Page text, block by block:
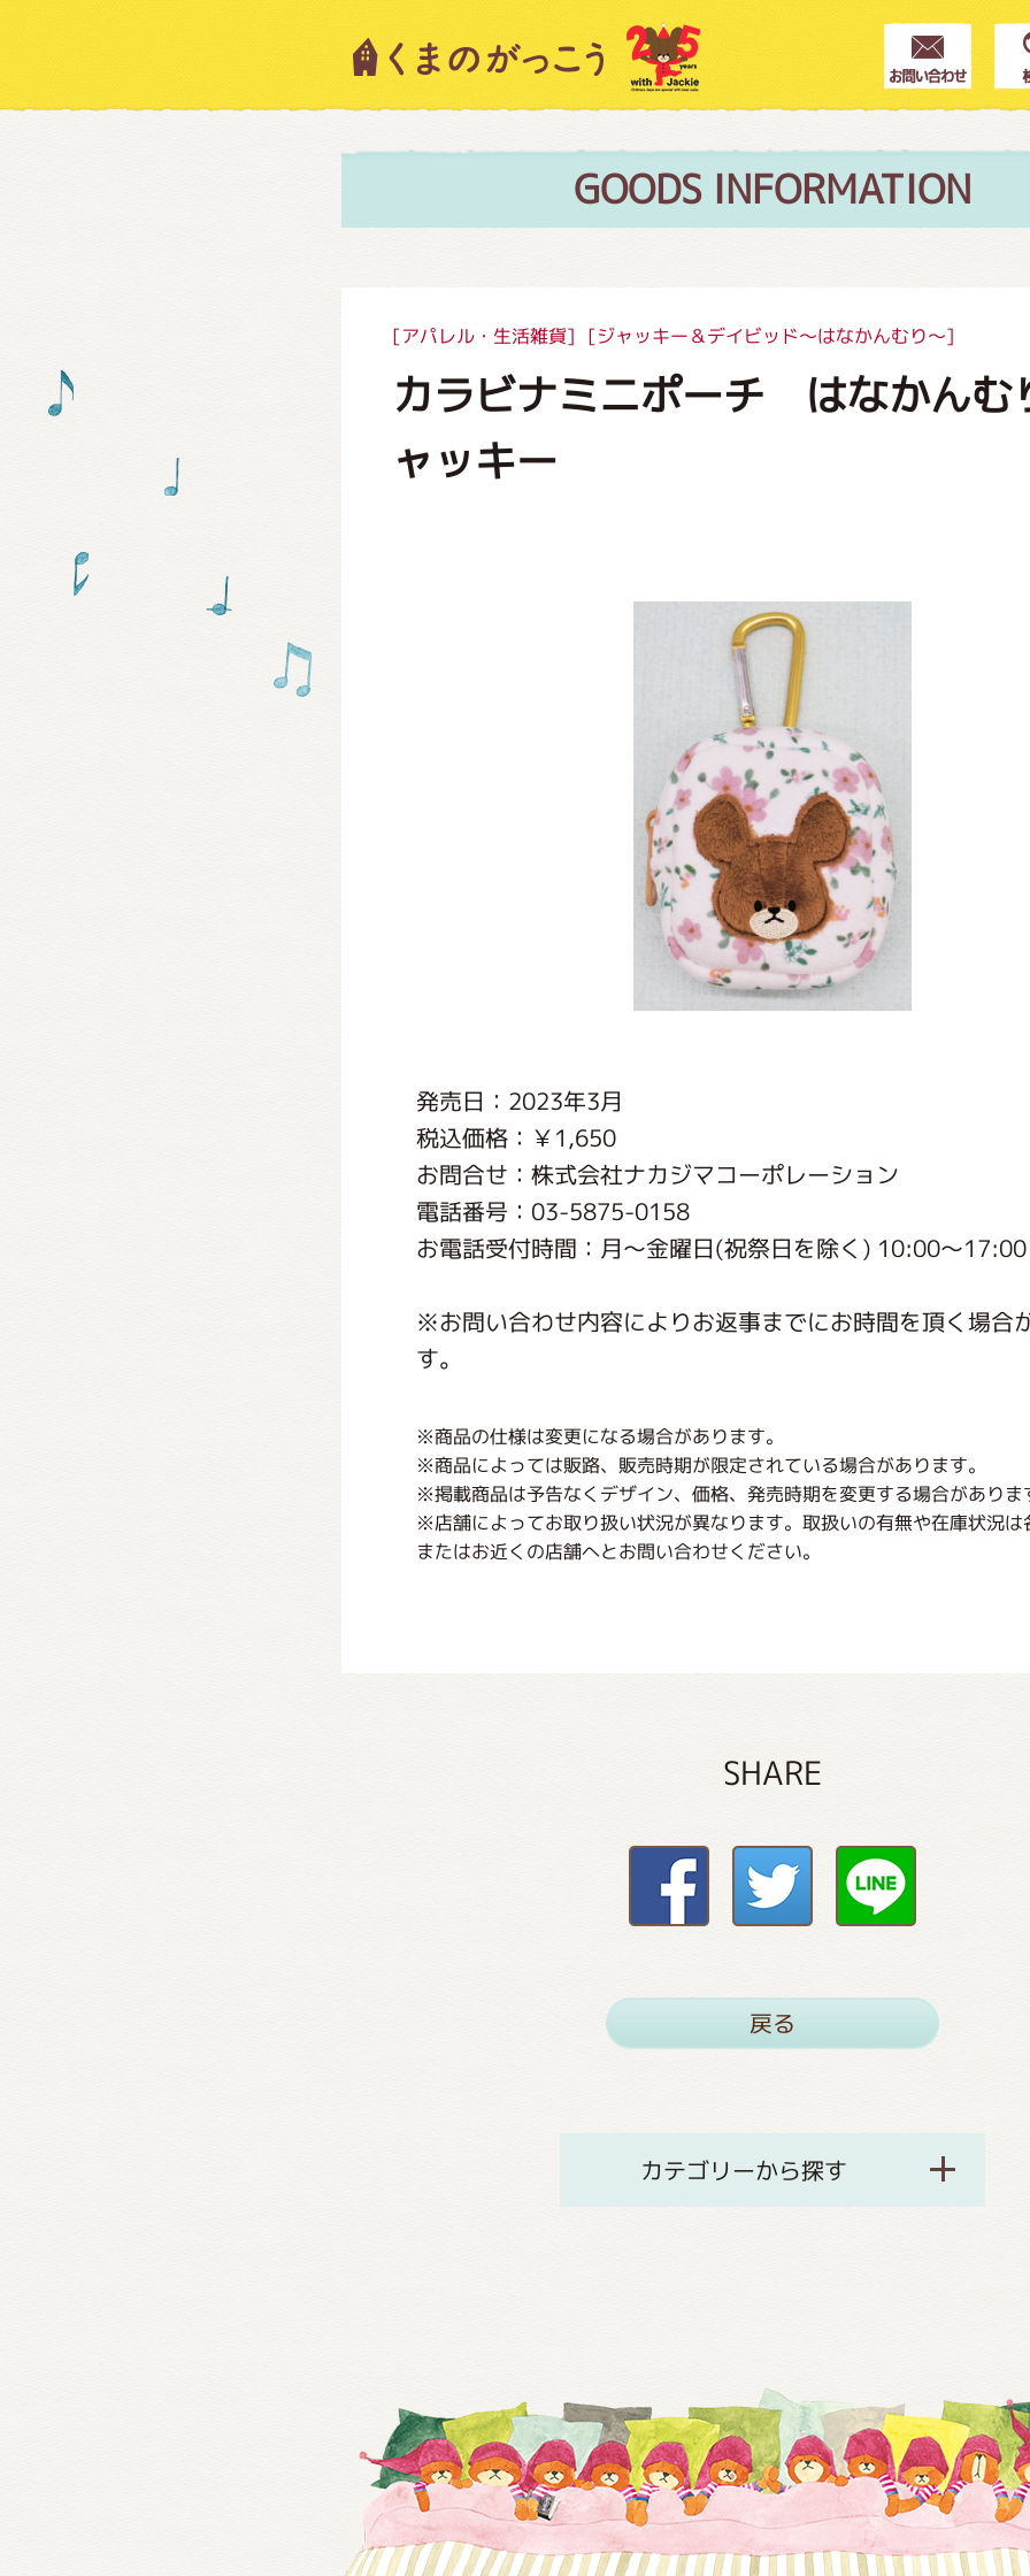
GOODS INFORMATION
[アパレル・生活雑貨] [ジャッキー＆デイビッド～はなかんむり～]
カラビナミニポーチ はなかん
ャッキー
発売日：2023年3月
税込価格：￥1,650
お問合せ：株式会社ナカジマコーポレーション
電話番号：03-5875-0158
お電話受付時間：月〜金曜日(祝祭日を除く) 10:00～17:00
※お問い合わせ内容によりお返事までにお時間を頂く場合
す。
※商品の仕様は変更になる場合があります。
※商品によっては販路、販売時期が限定されている場合があります。
※掲載商品は予告なくデザイン、価格、発売時期を変更する場合がありま
※店舗によってお取り扱い状況が異なります。取扱いの有無や在庫状況は
またはお近くの店舗へとお問い合わせください。
SHARE
戻る
カテゴリーから探す
キャラクター紹介
絵本・作家紹介
グッズインフォメーション
ミュージカル・コンサート
おたのしみコンテンツ(クイズ・AR・診断・占
チア ジャッキーズ！
くまのがっこう 家庭科部